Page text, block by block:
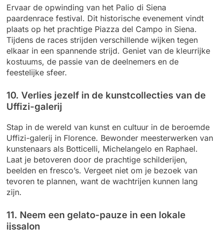
Ervaar de opwinding van het Palio di Siena
paardenrace festival. Dit historische evenement vindt
plaats op het prachtige Piazza del Campo in Siena.
Tijdens de races strijden verschillende wijken tegen
elkaar in een spannende strijd. Geniet van de kleurrijke
kostuums, de passie van de deelnemers en de
feestelijke sfeer.
10. Verlies jezelf in de kunstcollecties van de
Uffizi-galerij
Stap in de wereld van kunst en cultuur in de beroemde
Uffizi-galerij in Florence. Bewonder meesterwerken van
kunstenaars als Botticelli, Michelangelo en Raphael.
Laat je betoveren door de prachtige schilderijen,
beelden en fresco’s. Vergeet niet om je bezoek van
tevoren te plannen, want de wachtrijen kunnen lang
zijn.
11. Neem een gelato-pauze in een lokale
ijssalon